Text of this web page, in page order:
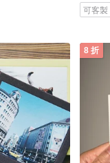
可客製
8 折